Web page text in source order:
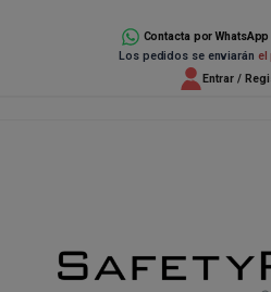
Contacta por WhatsApp
Los pedidos se enviarán el
Entrar /